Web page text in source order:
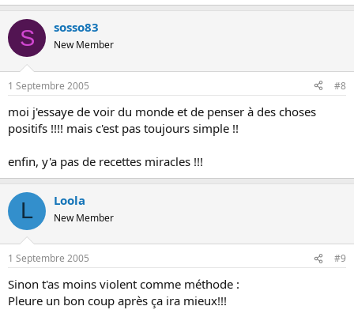
S sosso83
New Member
1 Septembre 2005 #8
moi j'essaye de voir du monde et de penser à des choses
positifs !!!! mais c'est pas toujours simple !!
enfin, y'a pas de recettes miracles !!!
L Loola
New Member
1 Septembre 2005 #9
Sinon t'as moins violent comme méthode :
Pleure un bon coup après ça ira mieux!!!